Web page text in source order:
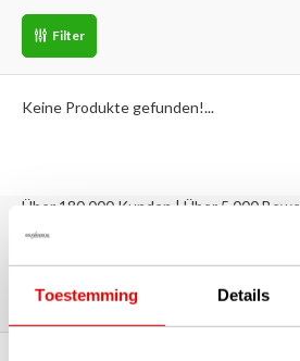
Toestemming Details
Filter
Keine Produkte gefunden!...
Über 180.000 Kunden | Über 5.000
Bewertungen: Das
Kunden